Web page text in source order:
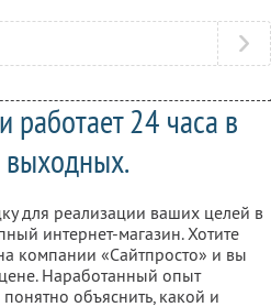
работает 24 часа в
выходных.
для реализации ваших целей в
интернет-магазин. Хотите
компании «Сайтпросто» и вы
Наработанный опыт
объяснить, какой и